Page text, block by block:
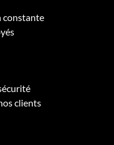
constante
clients